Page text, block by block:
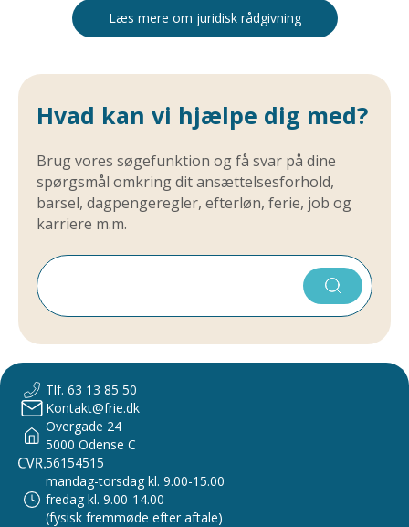
Læs mere om juridisk rådgivning
Hvad kan vi hjælpe dig med?
Brug vores søgefunktion og få svar på dine
spørgsmål omkring dit ansættelsesforhold,
barsel, dagpengeregler, efterløn, ferie, job og
karriere m.m.
Tlf. 63 13 85 50
Kontakt@frie.dk
Overgade 24
5000 Odense C
56154515
mandag-torsdag kl. 9.00-15.00
fredag kl. 9.00-14.00
(fysisk fremmøde efter aftale)